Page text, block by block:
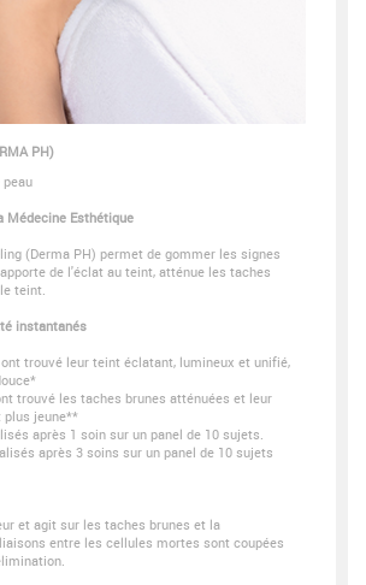
PH)
peau
Médecine Esthétique
(Derma PH) permet de gommer les signes
de l'éclat au teint, atténue les taches
teint.
instantanés
trouvé leur teint éclatant, lumineux et unifié,
trouvé les taches brunes atténuées et leur
jeune**
après 1 soin sur un panel de 10 sujets.
après 3 soins sur un panel de 10 sujets
et agit sur les taches brunes et la
entre les cellules mortes sont coupées